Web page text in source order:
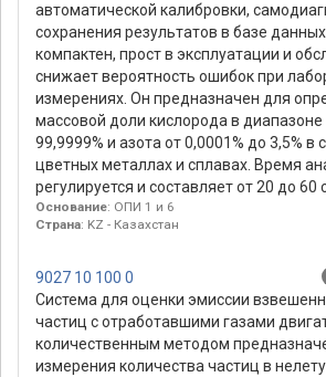
автоматической калибровки,
сохранения результатов в базе
компактен, прост в эксплуатации и
снижает вероятность ошибок при
измерениях. Он предназначен для
массовой доли кислорода в диапазоне
99,9999% и азота от 0,0001% до 3,5% в
цветных металлах и сплавах. Время
регулируется и составляет от 20 до 60
Основание: ОПИ 1 и 6
Страна: KZ - Казахстан
9027 10 100 0
Система для оценки эмиссии
частиц с отработавшими газами
количественным методом
измерения количества частиц в